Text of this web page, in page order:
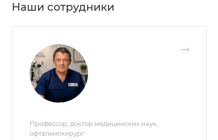
Наши сотрудники
Профессор, доктор медицинских наук,
офтальмохирург